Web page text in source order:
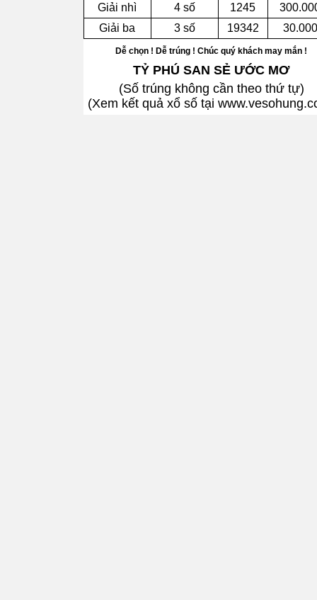
Giải nhì
4 số 1245
Giải ba
3 số 19342
Dễ chọn ! Dễ trúng ! Chúc quý khách may mắn !
TỶ PHÚ SAN SẺ ƯỚC MƠ
(Số trúng không cần theo thứ tự)
(Xem kết quả xổ số tại